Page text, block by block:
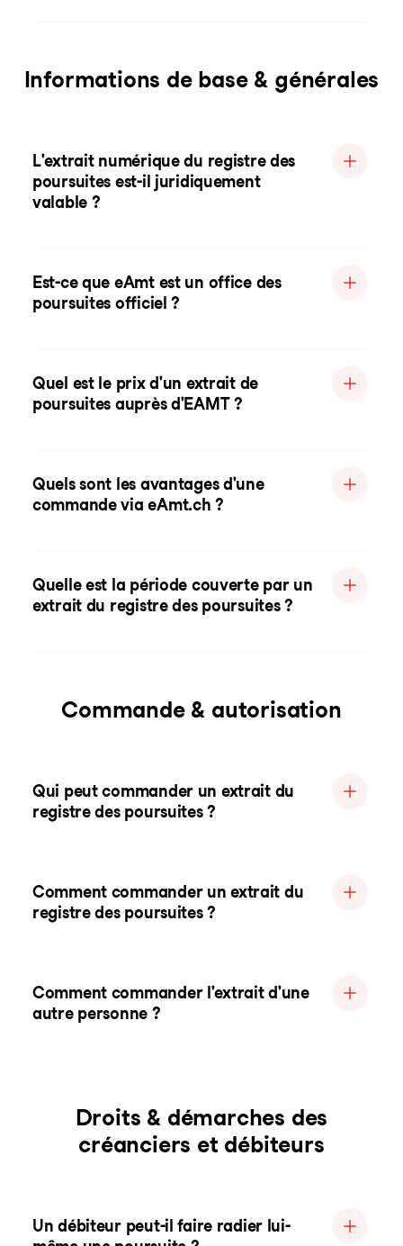
Informations de base & générales
L'extrait numérique du registre des
poursuites est-il juridiquement
valable ?
Est-ce que eAmt est un office des
poursuites officiel ?
Quel est le prix d'un extrait de
poursuites auprès d'EAMT ?
Quels sont les avantages d'une
commande via eAmt.ch ?
Quelle est la période couverte par un
extrait du registre des poursuites ?
Commande & autorisation
Qui peut commander un extrait du
registre des poursuites ?
Comment commander un extrait du
registre des poursuites ?
Comment commander l'extrait d'une
autre personne ?
Droits & démarches des
créanciers et débiteurs
Un débiteur peut-il faire radier lui-